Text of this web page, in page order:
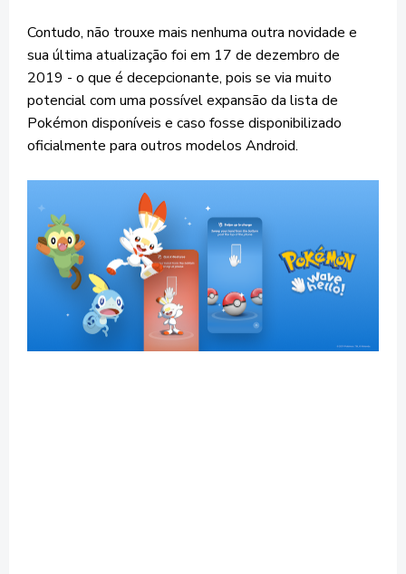
Contudo, não trouxe mais nenhuma outra novidade e
sua última atualização foi em 17 de dezembro de
2019 - o que é decepcionante, pois se via muito
potencial com uma possível expansão da lista de
Pokémon disponíveis e caso fosse disponibilizado
oficialmente para outros modelos Android.